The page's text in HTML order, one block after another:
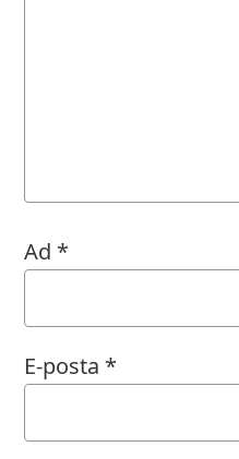
Ad *
E-posta *